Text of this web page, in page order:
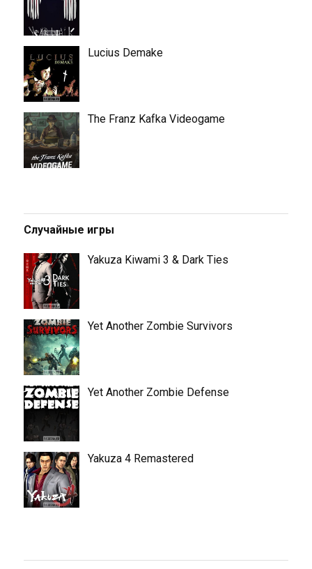
Lucius Demake
The Franz Kafka Videogame
Случайные игры
Yakuza Kiwami 3 & Dark Ties
Yet Another Zombie Survivors
Yet Another Zombie Defense
Yakuza 4 Remastered